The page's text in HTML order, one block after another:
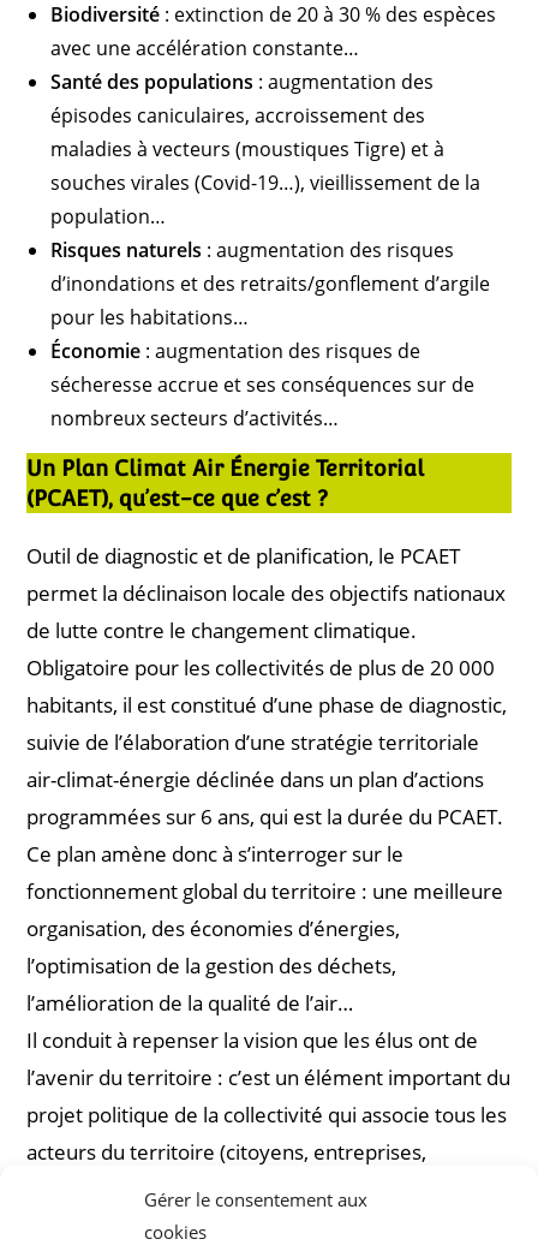
Gérer le consentement aux
cookies
Biodiversité : extinction de 20 à 30 % des espèces
avec une accélération constante…
Santé des populations : augmentation des
épisodes caniculaires, accroissement des
maladies à vecteurs (moustiques Tigre) et à
souches virales (Covid-19…), vieillissement de la
population…
Risques naturels : augmentation des risques
d’inondations et des retraits/gonflement d’argile
pour les habitations…
Économie : augmentation des risques de
sécheresse accrue et ses conséquences sur de
nombreux secteurs d’activités…
Un Plan Climat Air Énergie Territorial
(PCAET), qu’est-ce que c’est ?
Outil de diagnostic et de planification, le PCAET
permet la déclinaison locale des objectifs nationaux
de lutte contre le changement climatique.
Obligatoire pour les collectivités de plus de 20 000
habitants, il est constitué d’une phase de diagnostic,
suivie de l’élaboration d’une stratégie territoriale
air-climat-énergie déclinée dans un plan d’actions
programmées sur 6 ans, qui est la durée du PCAET.
Ce plan amène donc à s’interroger sur le
fonctionnement global du territoire : une meilleure
organisation, des économies d’énergies,
l’optimisation de la gestion des déchets,
l’amélioration de la qualité de l’air…
Il conduit à repenser la vision que les élus ont de
l’avenir du territoire : c’est un élément important du
projet politique de la collectivité qui associe tous les
acteurs du territoire (citoyens, entreprises,
associations…).